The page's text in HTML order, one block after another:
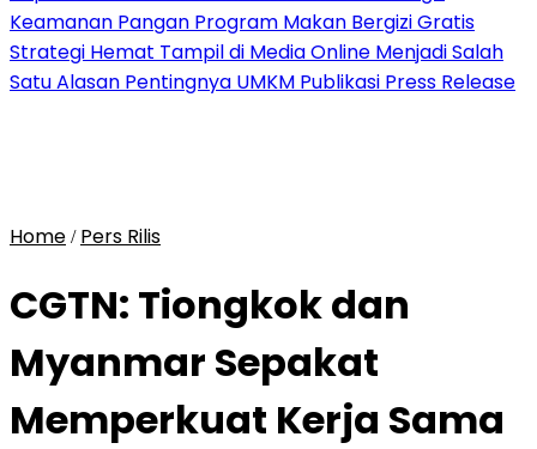
Keamanan Pangan Program Makan Bergizi Gratis
Strategi Hemat Tampil di Media Online Menjadi Salah
Satu Alasan Pentingnya UMKM Publikasi Press Release
Home / Pers Rilis
CGTN: Tiongkok dan
Myanmar Sepakat
Memperkuat Kerja Sama